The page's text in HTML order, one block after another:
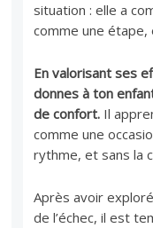
situation : elle a
comme une
En valorisant ses
donnes à ton
de confort. Il
comme une
rythme, et sans la
Après avoir
de l’échec, il est